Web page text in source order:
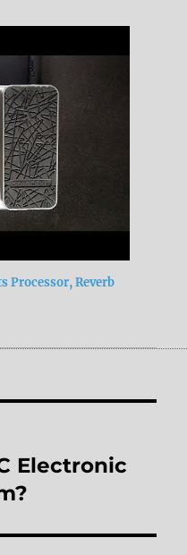
Processor, Reverb
Electronic